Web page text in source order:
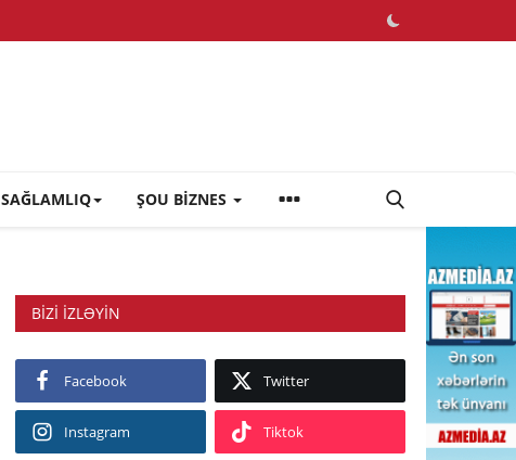
SAĞLAMLIQ ŞOU BİZNES
BIZI IZLƏYIN
Facebook Twitter
Instagram Tiktok